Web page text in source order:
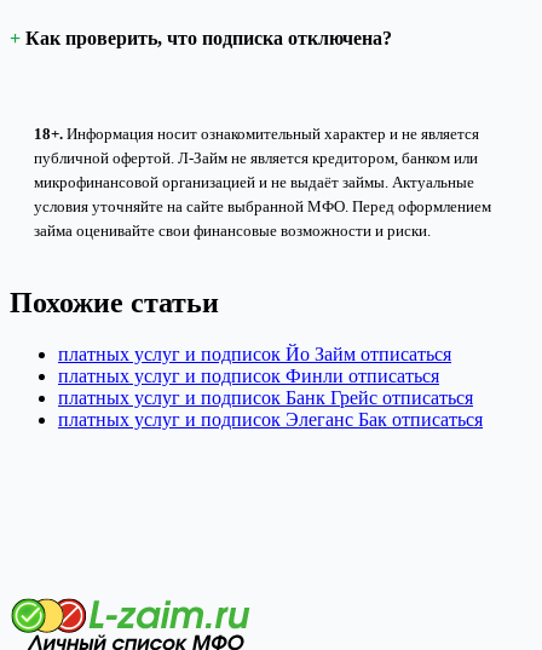
Как проверить, что подписка отключена?
18+. Информация носит ознакомительный характер и не является
публичной офертой. Л-Займ не является кредитором, банком или
микрофинансовой организацией и не выдаёт займы. Актуальные
условия уточняйте на сайте выбранной МФО. Перед оформлением
займа оценивайте свои финансовые возможности и риски.
Похожие статьи
платных услуг и подписок Йо Займ отписаться
платных услуг и подписок Финли отписаться
платных услуг и подписок Банк Грейс отписаться
платных услуг и подписок Элеганс Бак отписаться